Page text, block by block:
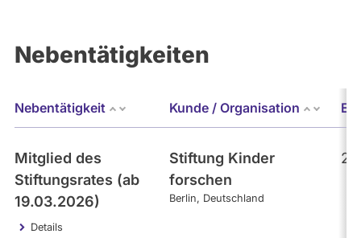
Nebentätigkeiten
Nebentätigkeit Kunde / Organisation
Mitglied des
Stiftungsrates (ab
19.03.2026)
Details
Stiftung Kinder
forschen
Berlin Deutschland